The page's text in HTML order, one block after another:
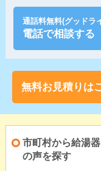
通話料無料(グッドラ
電話で相談する
無料お見積りは
市町村から給湯
の声を探す